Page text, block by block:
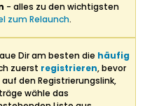
- alles zu den wichtigsten
zum Relaunch.
Dir am besten die häufig
zuerst registrieren, bevor
den Registrierungslink,
wähle das